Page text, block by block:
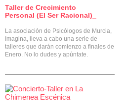
Taller de Crecimiento
Personal (El Ser Racional)_
La asociación de Psicólogos de Murcia,
Imagina, lleva a cabo una serie de
talleres que darán comienzo a finales de
Enero. No lo dudes y apúntate.